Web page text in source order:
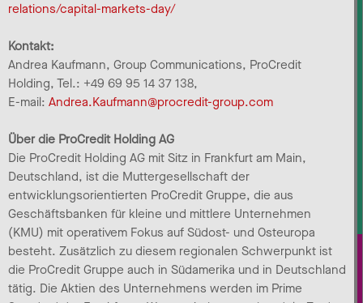
relations/capital-markets-day/
Kontakt:
Andrea Kaufmann, Group Communications, ProCredit
Holding, Tel.: +49 69 95 14 37 138,
E-mail: Andrea.Kaufmann@procredit-group.com
Über die ProCredit Holding AG
Die ProCredit Holding AG mit Sitz in Frankfurt am Main,
Deutschland, ist die Muttergesellschaft der
entwicklungsorientierten ProCredit Gruppe, die aus
Geschäftsbanken für kleine und mittlere Unternehmen
(KMU) mit operativem Fokus auf Südost- und Osteuropa
besteht. Zusätzlich zu diesem regionalen Schwerpunkt ist
die ProCredit Gruppe auch in Südamerika und in Deutschland
tätig. Die Aktien des Unternehmens werden im Prime